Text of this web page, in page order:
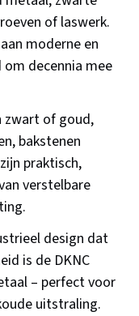
of laswerk.
moderne en
decennia mee
zwart of goud,
bakstenen
praktisch,
verstelbare
design dat
is de DKNC
– perfect voor
uitstraling.